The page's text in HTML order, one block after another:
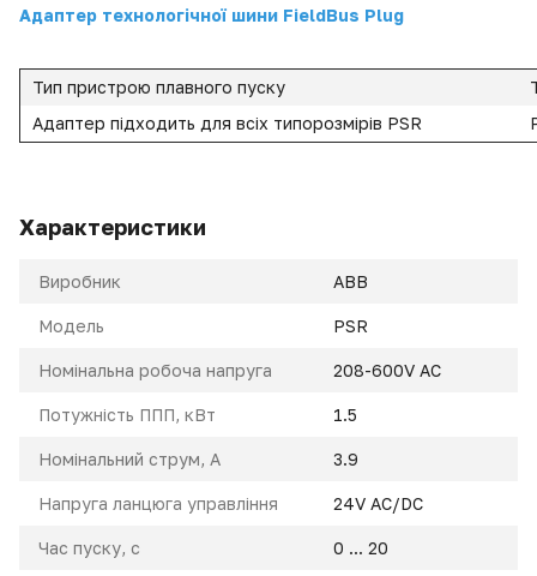
Адаптер технологічної шини FieldBus Plug
Тип пристрою плавного пуску
Адаптер підходить для всіх типорозмірів PSR
Характеристики
Виробник ABB
Модель PSR
Номінальна робоча напруга 208-600V AC
Потужність ППП, кВт 1.5
Номінальний струм, A 3.9
Напруга ланцюга управління 24V AC/DC
Час пуску, с 0 ... 20